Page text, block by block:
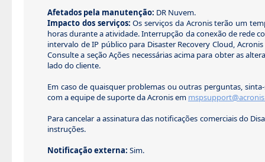
Afetados pela manutenção: DR Nuvem.
Impacto dos serviços: Os serviços da Acronis terão um
horas durante a atividade. Interrupção da conexão de rede
intervalo de IP público para Disaster Recovery Cloud,
Consulte a seção Ações necessárias acima para obter as
lado do cliente.
Em caso de quaisquer problemas ou outras perguntas,
com a equipe de suporte da Acronis em
Para cancelar a assinatura das notificações comerciais do
instruções.
Notificação externa: Sim.